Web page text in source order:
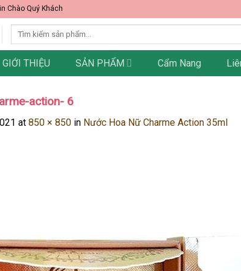
Chào Quý Khách
Tìm
kiếm:
GIỚI THIỆU SẢN PHẨM Cẩm Nang
action- 6
at 850 × 850in Nước Hoa Nữ Charme Action 35ml